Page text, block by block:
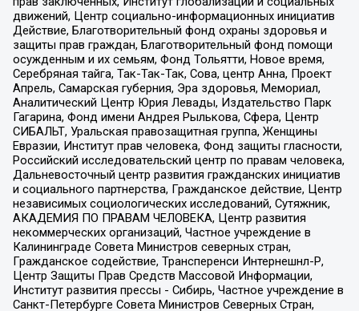
движений, Центр социально-информационных инициатив
Действие, Благотворительный фонд охраны здоровья и
защиты прав граждан, Благотворительный фонд помощи
осужденным и их семьям, Фонд Тольятти, Новое время,
Серебряная тайга, Так-Так-Так, Сова, центр Анна, Проект
Апрель, Самарская губерния, Эра здоровья, Мемориал,
Аналитический Центр Юрия Левады, Издательство Парк
Гагарина, Фонд имени Андрея Рылькова, Сфера, Центр
СИБАЛЬТ, Уральская правозащитная группа, Женщины
Евразии, Институт прав человека, Фонд защиты гласности,
Российский исследовательский центр по правам человека,
Дальневосточный центр развития гражданских инициатив
и социального партнерства, Гражданское действие, Центр
независимых социологических исследований, Сутяжник,
АКАДЕМИЯ ПО ПРАВАМ ЧЕЛОВЕКА, Центр развития
некоммерческих организаций, Частное учреждение в
Калининграде Совета Министров северных стран,
Гражданское содействие, Трансперенси Интернешнл-Р,
Центр Защиты Прав Средств Массовой Информации,
Институт развития прессы - Сибирь, Частное учреждение в
Санкт-Петербурге Совета Министров Северных Стран,